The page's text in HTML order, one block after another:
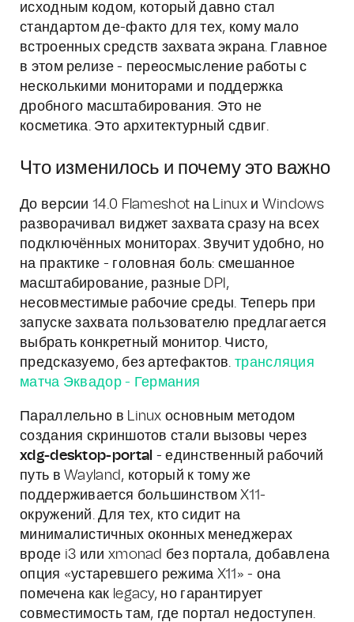
исходным кодом, который давно стал
стандартом де-факто для тех, кому мало
встроенных средств захвата экрана. Главное
в этом релизе - переосмысление работы с
несколькими мониторами и поддержка
дробного масштабирования. Это не
косметика. Это архитектурный сдвиг.
Что изменилось и почему это важно
До версии 14.0 Flameshot на Linux и Windows
разворачивал виджет захвата сразу на всех
подключённых мониторах. Звучит удобно, но
на практике - головная боль: смешанное
масштабирование, разные DPI,
несовместимые рабочие среды. Теперь при
запуске захвата пользователю предлагается
выбрать конкретный монитор. Чисто,
предсказуемо, без артефактов.трансляция
матча Эквадор - Германия
Параллельно в Linux основным методом
создания скриншотов стали вызовы через
xdg-desktop-portal - единственный рабочий
путь в Wayland, который к тому же
поддерживается большинством X11-
окружений. Для тех, кто сидит на
минималистичных оконных менеджерах
вроде i3 или xmonad без портала, добавлена
опция «устаревшего режима X11» - она
помечена как legacy, но гарантирует
совместимость там, где портал недоступен.